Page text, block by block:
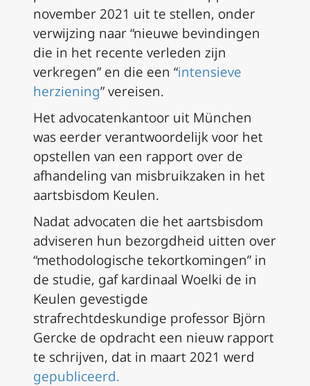
november 2021 uit te stellen, onder
verwijzing naar “nieuwe bevindingen
die in het recente verleden zijn
verkregen” en die een “intensieve
herziening” vereisen.
Het advocatenkantoor uit München
was eerder verantwoordelijk voor het
opstellen van een rapport over de
afhandeling van misbruikzaken in het
aartsbisdom Keulen.
Nadat advocaten die het aartsbisdom
adviseren hun bezorgdheid uitten over
“methodologische tekortkomingen” in
de studie, gaf kardinaal Woelki de in
Keulen gevestigde
strafrechtdeskundige professor Björn
Gercke de opdracht een nieuw rapport
te schrijven, dat in maart 2021 werd
gepubliceerd.